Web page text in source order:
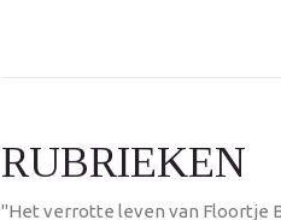
RUBRIEKEN
"Het verrotte leven van Floortje